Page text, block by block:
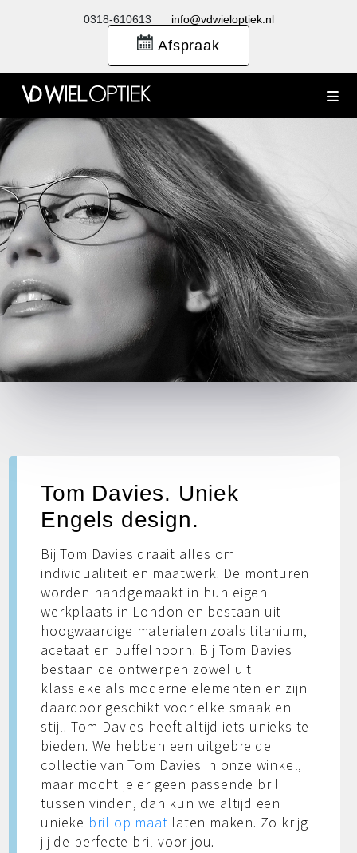
0318-610613 info@vdwieloptiek.nl
Afspraak
Tom Davies. Uniek
Engels design.
Bij Tom Davies draait alles om
individualiteit en maatwerk. De monturen
worden handgemaakt in hun eigen
werkplaats in London en bestaan uit
hoogwaardige materialen zoals titanium,
acetaat en buffelhoorn. Bij Tom Davies
bestaan de ontwerpen zowel uit
klassieke als moderne elementen en zijn
daardoor geschikt voor elke smaak en
stijl. Tom Davies heeft altijd iets unieks te
bieden. We hebben een uitgebreide
collectie van Tom Davies in onze winkel,
maar mocht je er geen passende bril
tussen vinden, dan kun we altijd een
unieke bril op maat laten maken. Zo krijg
jij de perfecte bril voor jou.